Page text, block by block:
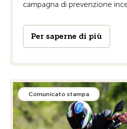
campagna di prevenzione
Per saperne di più
Comunicato stampa